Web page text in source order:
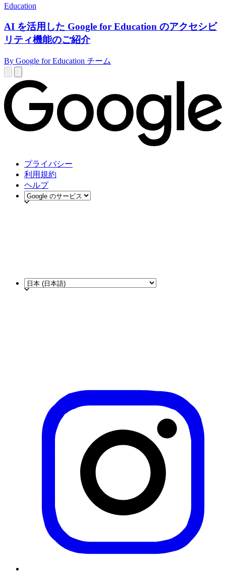
Education
AI を活用した Google for Education のアクセシビ
リティ機能のご紹介
By Google for Education チーム
プライバシー
利用規約
ヘルプ